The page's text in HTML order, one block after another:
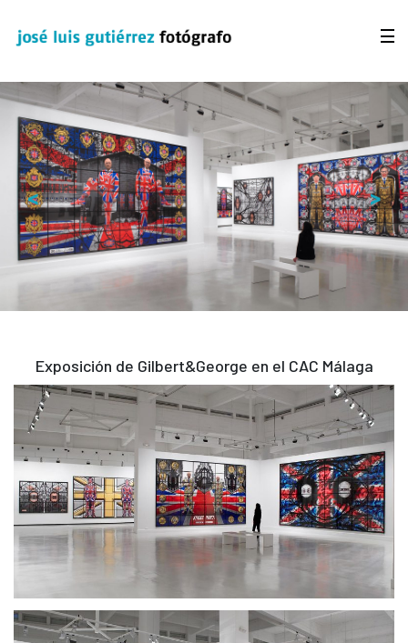
< >
Exposición de Gilbert&George en el CAC Málaga